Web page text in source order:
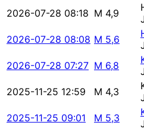
2026-07-28 08:18 M 4,9
2026-07-28 08:08 M 5,6
2026-07-28 07:27 M 6,8
2025-11-25 12:59 M 4,3
2025-11-25 09:01 M 5,3